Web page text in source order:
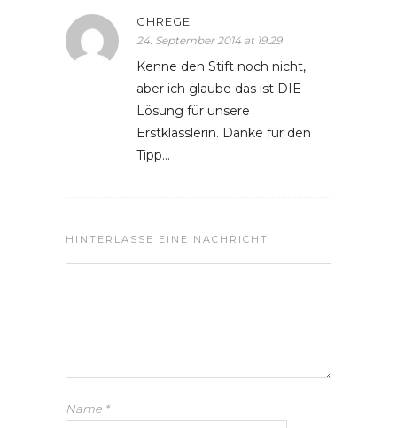
CHREGE
24. September 2014 at 19:29
Kenne den Stift noch nicht,
aber ich glaube das ist DIE
Lösung für unsere
Erstklässlerin. Danke für den
Tipp…
HINTERLASSE EINE NACHRICHT
Name *